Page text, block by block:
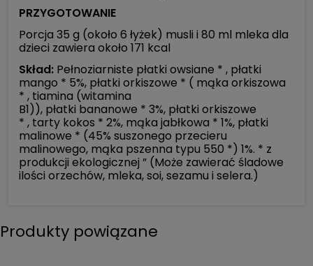
PRZYGOTOWANIE
Porcja 35 g (około 6 łyżek) musli i 80 ml mleka dla
dzieci zawiera około 171 kcal
Skład: Pełnoziarniste płatki owsiane * , płatki
mango * 5%, płatki orkiszowe * ( mąka orkiszowa
* , tiamina (witamina
B1)), płatki bananowe * 3%, płatki orkiszowe
* , tarty kokos * 2%, mąka jabłkowa * 1%, płatki
malinowe * (45% suszonego przecieru
malinowego, mąka pszenna typu 550 *) 1%. * z
produkcji ekologicznej ” (Może zawierać śladowe
ilości orzechów, mleka, soi, sezamu i selera.)
Produkty powiązane